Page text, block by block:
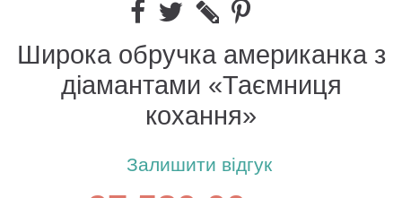
Широка обручка американка з
діамантами «Таємниця
кохання»
Залишити відгук